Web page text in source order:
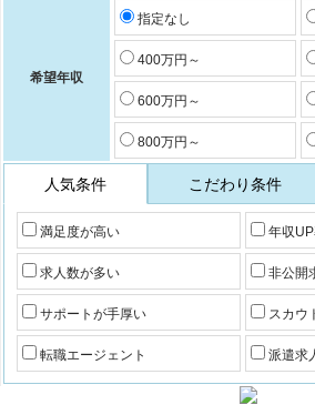
希望年収
指定なし
400万円～
600万円～
800万円～
人気条件 こだわり条件
満足度が高い 年収
求人数が多い 非公開
サポートが手厚い スカウ
転職エージェント 派遣求